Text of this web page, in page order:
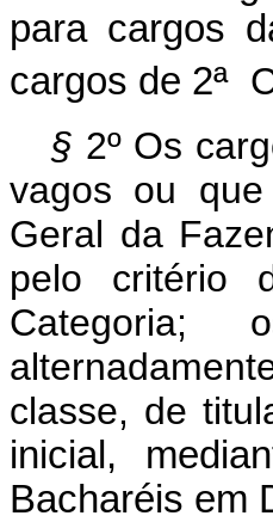
para cargos
cargos de 2ª
§ 2º Os
vagos ou
Geral da
pelo critério
Categoria;
classe, de
inicial,
Bacharéis em